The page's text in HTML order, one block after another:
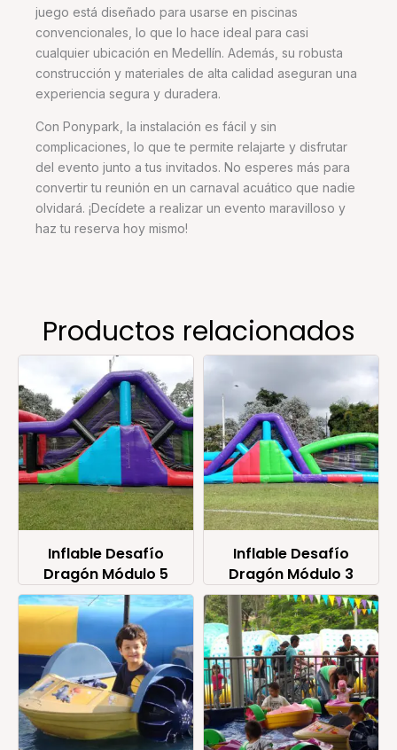
juego está diseñado para usarse en piscinas
convencionales, lo que lo hace ideal para casi
cualquier ubicación en Medellín. Además, su robusta
construcción y materiales de alta calidad aseguran una
experiencia segura y duradera.
Con Ponypark, la instalación es fácil y sin
complicaciones, lo que te permite relajarte y disfrutar
del evento junto a tus invitados. No esperes más para
convertir tu reunión en un carnaval acuático que nadie
olvidará. ¡Decídete a realizar un evento maravilloso y
haz tu reserva hoy mismo!
Productos relacionados
Inflable Desafío
Dragón Módulo 5
Inflable Desafío
Dragón Módulo 3